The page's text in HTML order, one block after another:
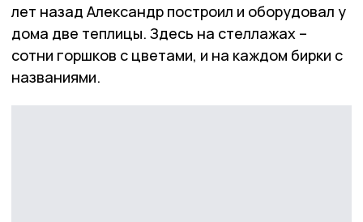
лет назад Александр построил и оборудовал у
дома две теплицы. Здесь на стеллажах –
сотни горшков с цветами, и на каждом бирки с
названиями.